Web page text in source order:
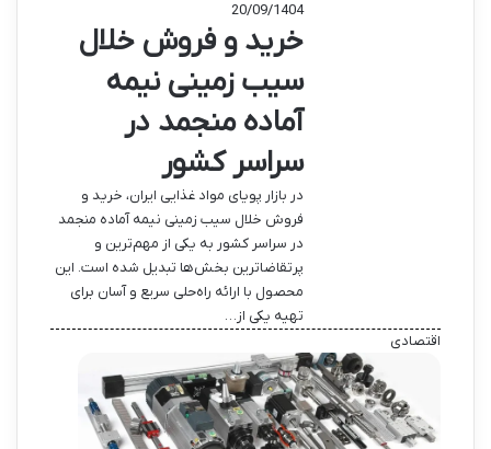
20/09/1404
خرید و فروش خلال
سیب زمینی نیمه
آماده منجمد در
سراسر کشور
در بازار پویای مواد غذایی ایران، خرید و
فروش خلال سیب زمینی نیمه آماده منجمد
در سراسر کشور به یکی از مهم‌ترین و
پرتقاضاترین بخش‌ها تبدیل شده است. این
محصول با ارائه راه‌حلی سریع و آسان برای
تهیه یکی از…
اقتصادی